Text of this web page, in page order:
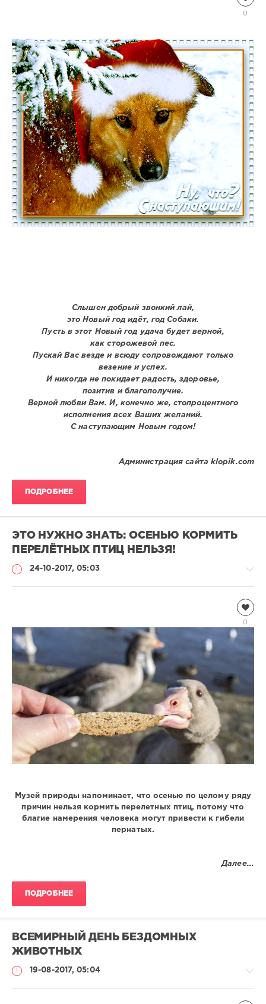
526
0
0
Слышен добрый звонкий лай,
это Новый год идёт, год Собаки.
Пусть в этот Новый год удача будет верной,
как сторожевой пес.
Пускай Вас везде и всюду сопровождают только
везение и успех.
И никогда не покидает радость, здоровье,
позитив и благополучие.
Верной любви Вам. И, конечно же, стопроцентного
исполнения всех Ваших желаний.
С наступающим Новым годом!
Администрация сайта klopik.com
ПОДРОБНЕЕ
ЭТО НУЖНО ЗНАТЬ: ОСЕНЬЮ КОРМИТЬ
ПЕРЕЛЁТНЫХ ПТИЦ НЕЛЬЗЯ!
24-10-2017, 05:03
2
444
0
0
Музей природы напоминает, что осенью по целому ряду
причин нельзя кормить перелетных птиц, потому что
благие намерения человека могут привести к гибели
пернатых.
Далее...
ПОДРОБНЕЕ
ВСЕМИРНЫЙ ДЕНЬ БЕЗДОМНЫХ
ЖИВОТНЫХ
19-08-2017, 05:04